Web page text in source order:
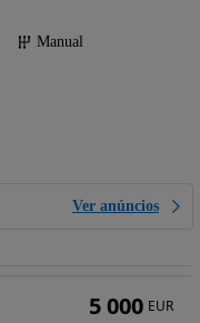
Manual
Ver anúncios
5 000 EUR